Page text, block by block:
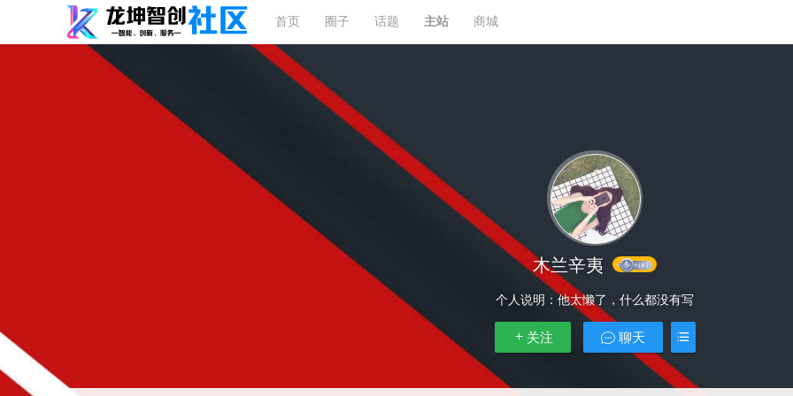
首页 圈子 话题 主站 商城
木兰辛夷
个人说明： 他太懒了，什么都没有写
关注 聊天